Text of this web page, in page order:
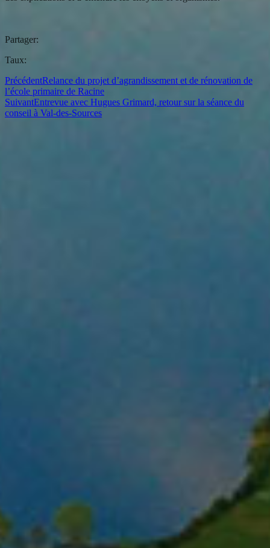
Partager:
Taux:
PrécédentRelance du projet d’agrandissement et de rénovation de
l’école primaire de Racine
SuivantEntrevue avec Hugues Grimard, retour sur la séance du
conseil à Val-des-Sources